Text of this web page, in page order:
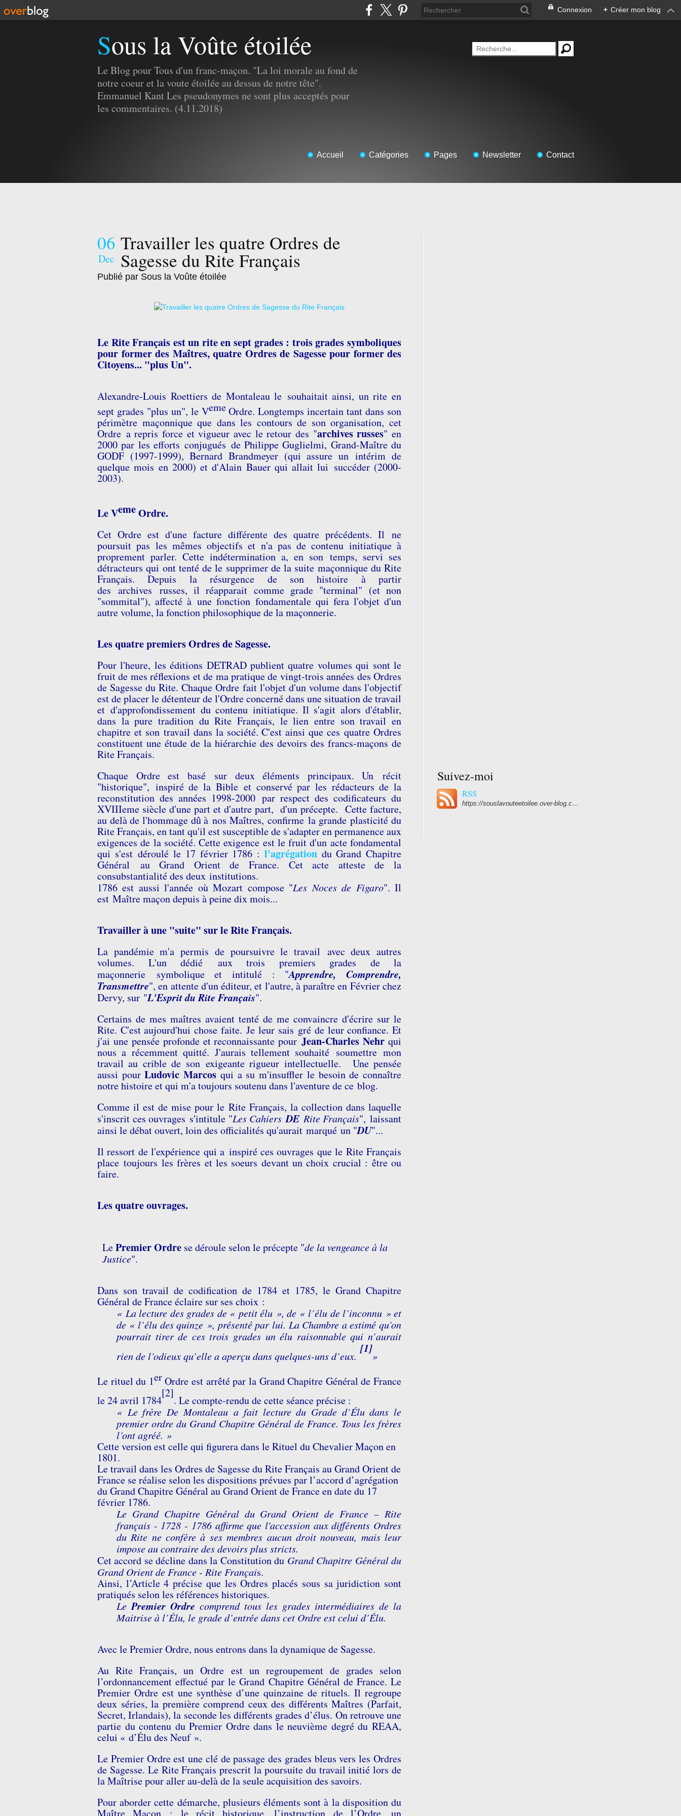
Connexion + Créer mon blog
Sous la Voûte étoilée
Le Blog pour Tous d'un franc-maçon. "La loi morale au fond de
notre coeur et la voute étoilée au dessus de notre tête".
Emmanuel Kant Les pseudonymes ne sont plus acceptés pour
les commentaires. (4.11.2018)
Accueil Catégories Pages Newsletter Contact
06
Dec
Travailler les quatre Ordres de
Sagesse du Rite Français
Publié par Sous la Voûte étoilée
Le Rite Français est un rite en sept grades : trois grades symboliques
pour former des Maîtres, quatre Ordres de Sagesse pour former des
Citoyens... "plus Un".
Alexandre-Louis Roettiers de Montaleau le souhaitait ainsi, un rite en
sept grades "plus un", le VemeOrdre. Longtemps incertain tant dans son
périmètre maçonnique que dans les contours de son organisation, cet
Ordre a repris force et vigueur avec le retour des "archives russes" en
2000 par les efforts conjugués de Philippe Guglielmi, Grand-Maître du
GODF (1997-1999), Bernard Brandmeyer (qui assure un intérim de
quelque mois en 2000) et d'Alain Bauer qui allait lui succéder (2000-
2003).
Le VemeOrdre.
Cet Ordre est d'une facture différente des quatre précédents. Il ne
poursuit pas les mêmes objectifs et n'a pas de contenu initiatique à
proprement parler. Cette indétermination a, en son temps, servi ses
détracteurs qui ont tenté de le supprimer de la suite maçonnique du Rite
Français. Depuis la résurgence de son histoire à partir
des archives russes, il réapparait comme grade "terminal" (et non
"sommital"), affecté à une fonction fondamentale qui fera l'objet d'un
autre volume, la fonction philosophique de la maçonnerie.
Les quatre premiers Ordres de Sagesse.
Pour l'heure, les éditions DETRAD publient quatre volumes qui sont le
fruit de mes réflexions et de ma pratique de vingt-trois années des Ordres
de Sagesse du Rite. Chaque Ordre fait l'objet d'un volume dans l'objectif
est de placer le détenteur de l'Ordre concerné dans une situation de travail
et d'approfondissement du contenu initiatique. Il s'agit alors d'établir,
dans la pure tradition du Rite Français, le lien entre son travail en
chapitre et son travail dans la société. C'est ainsi que cesquatre Ordres
constituent une étude de la hiérarchie des devoirs des francs-maçons de
Rite Français.
Chaque Ordre est basé sur deux éléments principaux. Un récit
"historique", inspiré de la Bible et conservé par les rédacteurs de la
reconstitution des années 1998-2000 par respect des codificateurs du
XVIIIeme siècle d'une part et d'autre part, d'un précepte. Cette facture,
au delà de l'hommage dû à nos Maîtres, confirme la grande plasticité du
Rite Français, en tant qu'il est susceptible de s'adapter en permanence aux
exigences de la société. Cette exigence est le fruit d'un acte fondamental
qui s'est déroulé le 17 février 1786 : l'agrégationdu Grand Chapitre
Général au Grand Orient de France. Cet acte atteste de la
consubstantialité des deux institutions.
1786 est aussi l'année où Mozart compose "Les Noces de Figaro". Il
est Maître maçon depuis à peine dix mois...
Travailler à une "suite" sur le Rite Français.
La pandémie m'a permis de poursuivre le travail avec deux autres
volumes. L'un dédié aux trois premiers grades de la
maçonnerie symbolique et intitulé : "Apprendre, Comprendre,
Transmettre", en attente d'un éditeur, et l'autre, à paraître en Février chez
Dervy, sur "L'Esprit du Rite Français".
Certains de mes maîtres avaient tenté de me convaincre d'écrire sur le
Rite. C'est aujourd'hui chose faite.Je leur sais gré de leur confiance. Et
j'ai une pensée profonde et reconnaissante pourJean-Charles Nehr qui
nous a récemment quitté. J'aurais tellement souhaité soumettre mon
travail au crible de son exigeante rigueur intellectuelle. Une pensée
aussi pourLudovic Marcos qui a su m'insuffler le besoin de connaître
notre histoire et qui m'a toujours soutenu dans l'aventure de ce blog.
Comme il est de mise pour le Rite Français, la collection dans laquelle
s'inscrit ces ouvrages s'intitule "Les Cahiers DE Rite Français", laissant
ainsi le débat ouvert, loin des officialités qu'aurait marqué un "DU"...
Il ressort de l'expérience qui a inspiré ces ouvrages que le Rite Français
placetoujours les frères et les soeurs devant un choix crucial : être ou
faire.
Les quatre ouvrages.
LePremier Ordre se déroule selon le précepte "de la vengeance à la
Justice".
Dans son travail de codification de 1784 et 1785, le Grand Chapitre
Général de France éclaire sur ses choix :
« La lecture des grades de « petit élu », de « l’élu de l’inconnu » et
de « l’élu des quinze », présenté par lui. La Chambre a estimé qu’on
pourrait tirer de ces trois grades un élu raisonnable qui n’aurait
rien de l’odieux qu’elle a aperçu dans quelques-uns d’eux.
[1]
»
Le rituel du 1erOrdre est arrêté par la Grand Chapitre Général de France
le24 avril 1784
[2]
. Le compte-rendu de cette séance précise :
« Le frère De Montaleaua fait lecture du Grade d’Élu dans le
premier ordre du Grand Chapitre Général de France. Tous les frères
l’ont agréé. »
Cette version est celle qui figurera dans le Rituel du Chevalier Maçon en
1801.
Le travail dans les Ordres de Sagesse du Rite Français au Grand Orient de
France se réalise selon les dispositions prévues par l’accord d’agrégation
du Grand Chapitre Général au Grand Orient de France en date du 17
février 1786.
Le Grand Chapitre Général du Grand Orient de France – Rite
français - 1728 - 1786 affirme que l'accession aux différents Ordres
du Rite ne confère à ses membres aucun droit nouveau, mais leur
impose au contraire des devoirs plus stricts.
Cet accord se décline dans la Constitution du Grand Chapitre Général du
Grand Orient de France - Rite Français.
Ainsi, l’Article 4 précise que les Ordres placés sous sa juridiction sont
pratiqués selon les références historiques.
Le Premier Ordre comprend tous les grades intermédiaires de la
Maitrise à l’Élu, le grade d’entrée dans cet Ordre est celui d’Élu.
Avec le Premier Ordre, nous entrons dans la dynamique de Sagesse.
Au Rite Français, un Ordre est un regroupement de grades selon
l’ordonnancement effectué par le Grand Chapitre Général de France. Le
Premier Ordre est une synthèse d’une quinzaine de rituels. Il regroupe
deux séries, la première comprend ceux des différents Maîtres (Parfait,
Secret, Irlandais), la seconde les différents grades d’élus. On retrouve une
partie du contenu du Premier Ordre dans le neuvième degré du REAA,
celui « d’Élu des Neuf ».
Le Premier Ordre est une clé de passage des grades bleus vers les Ordres
de Sagesse. Le Rite Français prescrit la poursuite du travail initié lors de
la Maîtrisepour aller au-delà de la seule acquisition des savoirs.
Pour aborder cette démarche, plusieurs éléments sont à la disposition du
Maître Maçon : le récit historique, l’instruction de l’Ordre, un
Suivez-moi
RSS
https://souslavouteetoilee.over-blog.com/rss